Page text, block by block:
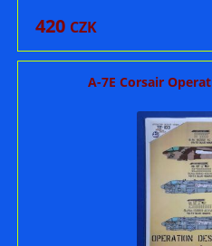
420 CZK
A-7E Corsair